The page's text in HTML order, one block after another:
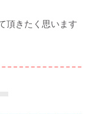
頂きたく思います